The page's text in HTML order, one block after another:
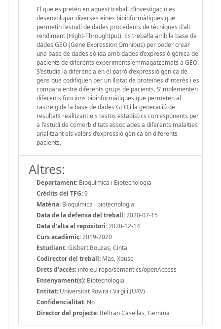
El que es pretén en aquest treball d’investigació es
desenvolupar diverses eines bioinformàtiques que
permetin l’estudi de dades procedents de tècniques d’alt
rendiment (Hight-Throughtput). Es treballa amb la base de
dades GEO (Gene Expression Omnibus) per poder crear
una base de dades sòlida amb dades d’expressió gènica de
pacients de diferents experiments emmagatzemats a GEO.
S’estudia la diferència en el patró d’expressió gènica de
gens que codifiquen per un llistat de proteïnes d’interès i es
compara entre diferents grups de pacients. S’implementen
diferents funcions bioinformàtiques que permeten al
rastreig de la base de dades GEO i la generació de
resultats realitzant els testos estadístics corresponents per
a l’estudi de comorbiditats associades a diferents malalties
analitzant els valors d’expressió gènica en diferents
pacients.
Altres:
Departament: Bioquímica i Biotecnologia
Crèdits del TFG:9
Matèria: Bioquímica i biotecnologia
Data de la defensa del treball:2020-07-15
Data d'alta al repositori:2020-12-14
Curs acadèmic:2019-2020
Estudiant:Gisbert Bouzas, Cinta
Codirector del treball: Mas, Xouse
Drets d'accés: info:eu-repo/semantics/openAccess
Ensenyament(s): Biotecnologia
Entitat: Universitat Rovira i Virgili (URV)
Confidencialitat: No
Director del projecte: Beltran Casellas, Gemma